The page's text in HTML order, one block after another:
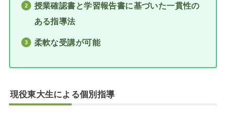
授業確認書と学習報告書に基づいた一貫性の
ある指導法
柔軟な受講が可能
現役東大生による個別指導